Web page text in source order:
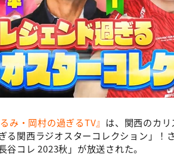
るみ・岡村の過ぎるTV』 は、関西のカ
る関西ラジオスターコレクション」！
谷コレ 2023秋」が放送された。